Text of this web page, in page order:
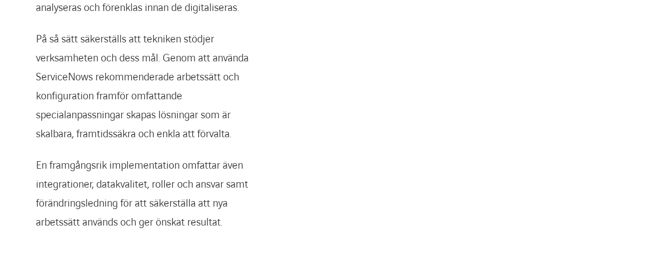
analyseras och förenklas innan de digitaliseras.
På så sätt säkerställs att tekniken stödjer
verksamheten och dess mål. Genom att använda
ServiceNows rekommenderade arbetssätt och
konfiguration framför omfattande
specialanpassningar skapas lösningar som är
skalbara, framtidssäkra och enkla att förvalta.
En framgångsrik implementation omfattar även
integrationer, datakvalitet, roller och ansvar samt
förändringsledning för att säkerställa att nya
arbetssätt används och ger önskat resultat.